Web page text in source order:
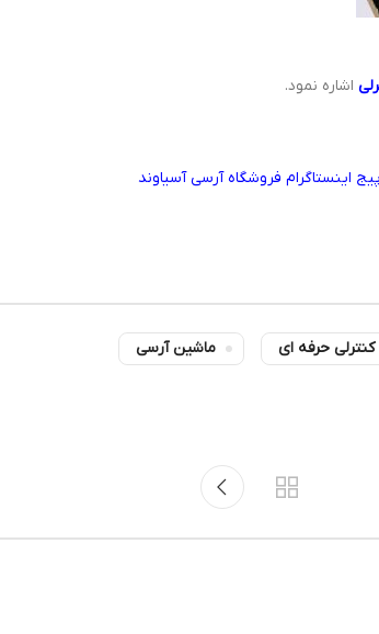
اشاره نمود.
پیج اینستاگرام فروشگاه آرسی آسیاوند
حرفه ای ماشین آرسی